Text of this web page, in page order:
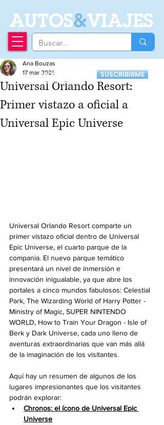
AUTOS&VIAJES
Recibí nuestro
Newsletter
SUSCRIBIRME
Universal Orlando Resort:
Primer vistazo a oficial a
Universal Epic Universe
Ana Bouzas
17 mar 2025
Universal Orlando Resort comparte un
primer vistazo oficial dentro de Universal
Epic Universe, el cuarto parque de la
compania. El nuevo parque temático
presentará un nivel de inmersión e
innovación inigualable, ya que abre los
portales a cinco mundos fabulosos: Celestial
Park, The Wizarding World of Harry Potter -
Ministry of Magic, SUPER NINTENDO
WORLD, How to Train Your Dragon - Isle of
Berk y Dark Universe, cada uno lleno de
aventuras extraordinarias que van más allá
de la imaginación de los visitantes.
Aquí hay un resumen de algunos de los
lugares impresionantes que los visitantes
podrán explorar:
Chronos: el ícono de Universal Epic
Universe